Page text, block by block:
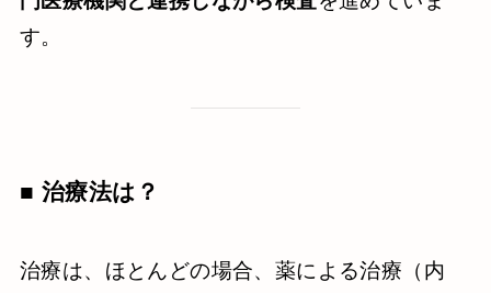
す。
■ 治療法は？
治療は、ほとんどの場合、薬による治療（内